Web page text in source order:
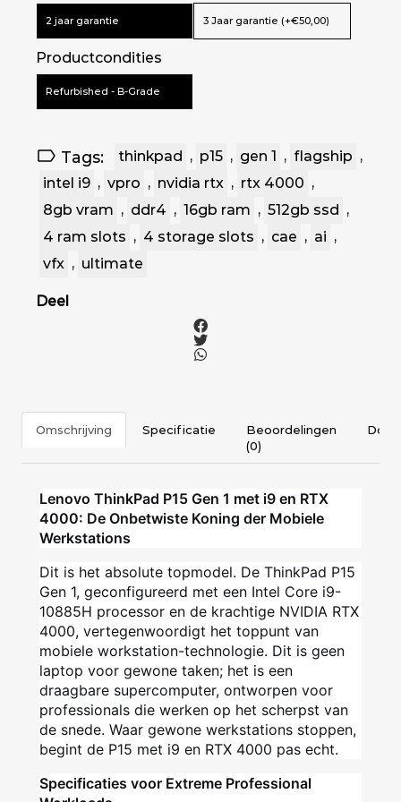
Graphics type
Kleur
2 jaar garantie 3 Jaar garantie (+€50,00)
Productcondities
Refurbished - B-Grade
Tags: thinkpad , p15 , gen 1 , flagship ,
intel i9 , vpro , nvidia rtx , rtx 4000 ,
8gb vram , ddr4 , 16gb ram , 512gb ssd ,
4 ram slots , 4 storage slots , cae , ai ,
vfx , ultimate
Deel
Omschrijving Specificatie
Beoordelingen
(0)
Lenovo ThinkPad P15 Gen 1 met i9 en RTX
4000: De Onbetwiste Koning der Mobiele
Werkstations
Dit is het absolute topmodel. De ThinkPad P15
Gen 1, geconfigureerd met een Intel Core i9-
10885H processor en de krachtige NVIDIA RTX
4000, vertegenwoordigt het toppunt van
mobiele workstation-technologie. Dit is geen
laptop voor gewone taken; het is een
draagbare supercomputer, ontworpen voor
professionals die werken op het scherpst van
de snede. Waar gewone werkstations stoppen,
begint de P15 met i9 en RTX 4000 pas echt.
Specificaties voor Extreme Professional